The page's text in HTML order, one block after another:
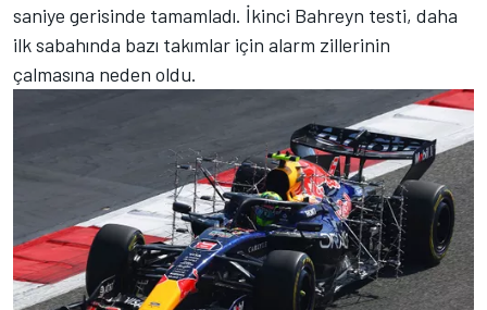
saniye gerisinde tamamladı. İkinci Bahreyn testi, daha
ilk sabahında bazı takımlar için alarm zillerinin
çalmasına neden oldu.